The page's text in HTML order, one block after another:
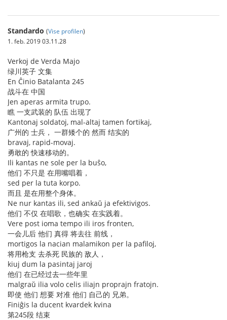
Standardo (Vise profilen)
1. feb. 2019 03.11.28
Verkoj de Verda Majo
绿川英子 文集
En Ĉinio Batalanta 245
战斗在 中国
Jen aperas armita trupo.
瞧 一支武装的 队伍 出现了
Kantonaj soldatoj, mal-altaj tamen fortikaj,
广州的 士兵， 一群矮个的 然而 结实的
bravaj, rapid-movaj.
勇敢的 快速移动的。
Ili kantas ne sole per la buŝo,
他们 不只是 在用嘴唱着，
sed per la tuta korpo.
而且 是在用整个身体。
Ne nur kantas ili, sed ankaŭ ja efektivigos.
他们 不仅 在唱歌，也确实 在实践着。
Vere post ioma tempo ili iros fronten,
一会儿后 他们 真得 将去往 前线，
mortigos la nacian malamikon per la pafiloj,
将用枪支 去杀死 民族的 敌人，
kiuj dum la pasintaj jaroj
他们 在已经过去一些年里
malgraŭ ilia volo celis iliajn proprajn fratojn.
即使 他们 想要 对准 他们 自己的 兄弟。
Finiĝis la ducent kvardek kvina
第245段 结束